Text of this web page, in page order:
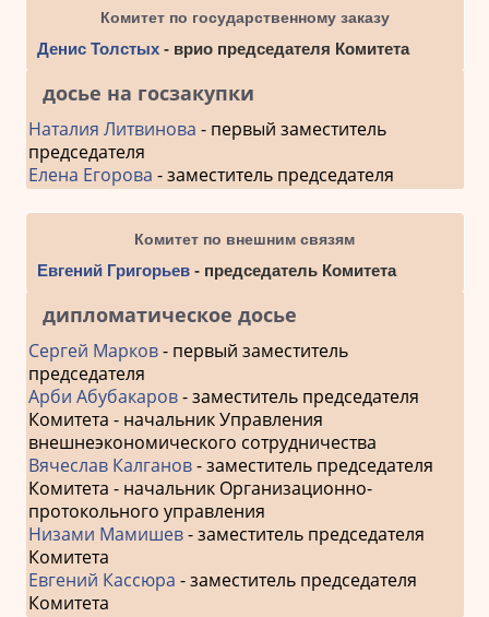
Комитет по государственному заказу
Денис Толстых- врио председателя Комитета
досье на госзакупки
Наталия Литвинова - первый заместитель
председателя
Елена Егорова - заместитель председателя
Комитет по внешним связям
Евгений Григорьев- председатель Комитета
дипломатическое досье
Сергей Марков- первый заместитель
председателя
Арби Абубакаров- заместитель председателя
Комитета - начальник Управления
внешнеэкономического сотрудничества
Вячеслав Калганов- заместитель председателя
Комитета - начальник Организационно-
протокольного управления
Низами Мамишев- заместитель председателя
Комитета
Евгений Кассюра - заместитель председателя
Комитета